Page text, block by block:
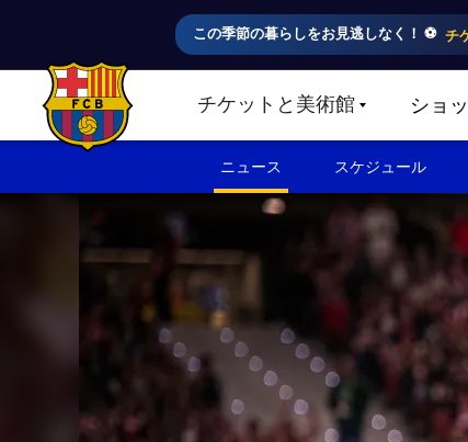
この季節の暮らしをお見逃しなく！ ⚽️ チ
FC Barcelona club badge チケットと美術館LABEL.SHARE.CARETDOWN
ショ
ニュース スケジュール